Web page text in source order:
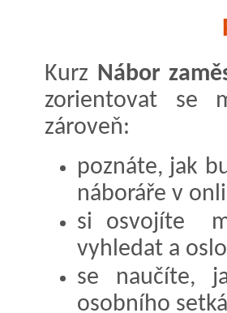
Kurz Nábor
zorientovat se
zároveň:
poznáte, jak
náboráře v
si osvojíte
vyhledat a
se naučíte,
osobního